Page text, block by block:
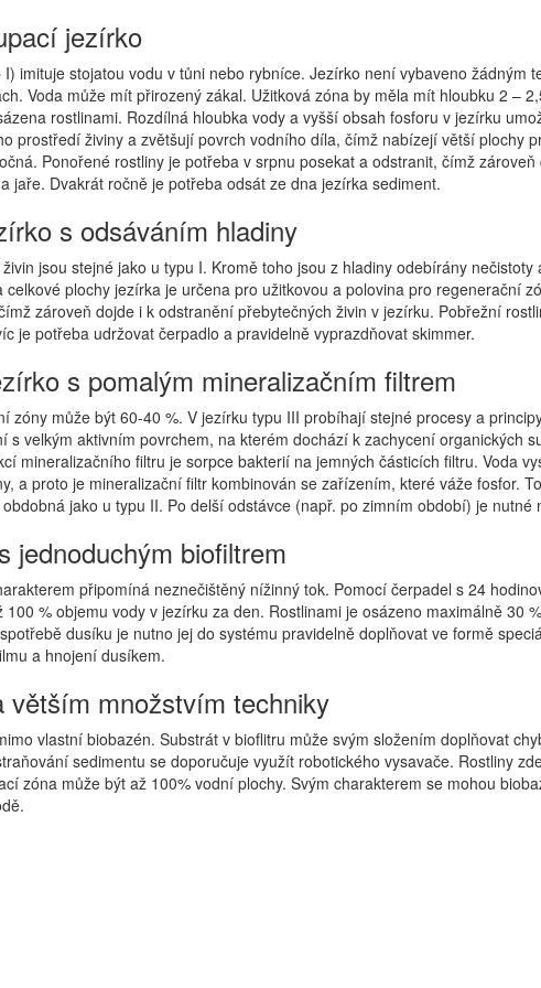
jezírko
imituje stojatou vodu v tůni nebo rybníce. Jezírko není vybaveno
Voda může mít přirozený zákal. Užitková zóna by měla mít hloubku 2 –
rostlinami. Rozdílná hloubka vody a vyšší obsah fosforu v jezírku
prostředí živiny a zvětšují povrch vodního díla, čímž nabízejí větší plochy
Ponořené rostliny je potřeba v srpnu posekat a odstranit, čímž
jaře. Dvakrát ročně je potřeba odsát ze dna jezírka sediment.
s odsáváním hladiny
jsou stejné jako u typu I. Kromě toho jsou z hladiny odebírány
plochy jezírka je určena pro užitkovou a polovina pro regenerační
zároveň dojde i k odstranění přebytečných živin v jezírku. Pobřežní
je potřeba udržovat čerpadlo a pravidelně vyprazdňovat skimmer.
s pomalým mineralizačním filtrem
zóny může být 60-40 %. V jezírku typu III probíhají stejné procesy a
s velkým aktivním povrchem, na kterém dochází k zachycení organických
mineralizačního filtru je sorpce bakterií na jemných částicích filtru. Voda
a proto je mineralizační filtr kombinován se zařízením, které váže fosfor.
jako u typu II. Po delší odstávce (např. po zimním období) je
jednoduchým biofiltrem
připomíná neznečištěný nížinný tok. Pomocí čerpadel s 24
% objemu vody v jezírku za den. Rostlinami je osázeno maximálně 30
dusíku je nutno jej do systému pravidelně doplňovat ve formě
a hnojení dusíkem.
větším množstvím techniky
vlastní biobazén. Substrát v bioflitru může svým složením doplňovat
sedimentu se doporučuje využít robotického vysavače. Rostliny
zóna může být až 100% vodní plochy. Svým charakterem se mohou